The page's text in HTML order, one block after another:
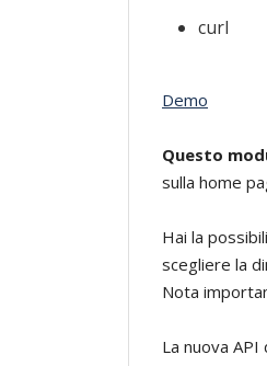
curl
Demo
Questo
sulla home
Hai la
scegliere la
Nota
La nuova